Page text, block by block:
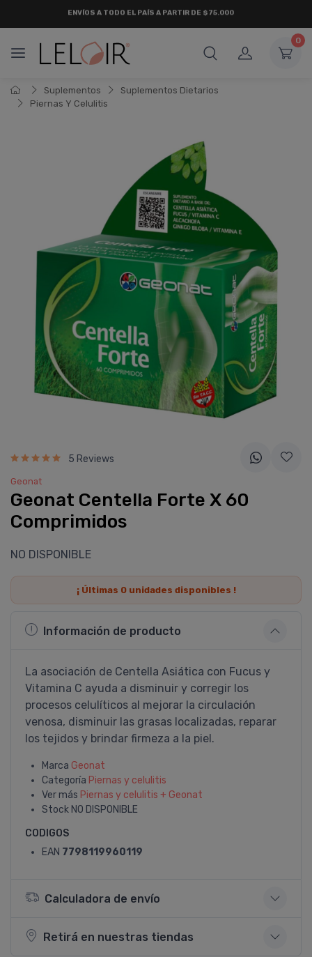
0
Suplementos
Suplementos Dietarios
Piernas Y Celulitis
5 Reviews
Geonat
Geonat Centella Forte X 60
Comprimidos
NO DISPONIBLE
¡ Últimas 0unidades disponibles !
Información de producto
La asociación de Centella Asiática con Fucus y
Vitamina C ayuda a disminuir y corregir los
procesos celulí­ticos al mejorar la circulación
venosa, disminuir las grasas localizadas, reparar
los tejidos y brindar firmeza a la piel.
Marca Geonat
Categoría Piernas y celulitis
Ver más Piernas y celulitis + Geonat
Stock NO DISPONIBLE
CODIGOS
EAN 7798119960119
Calculadora de envío
Retirá en nuestras tiendas